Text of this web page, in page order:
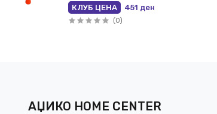
КЛУБ ЦЕНА
451 ден
(0)
АЏИКО HOME CENTER